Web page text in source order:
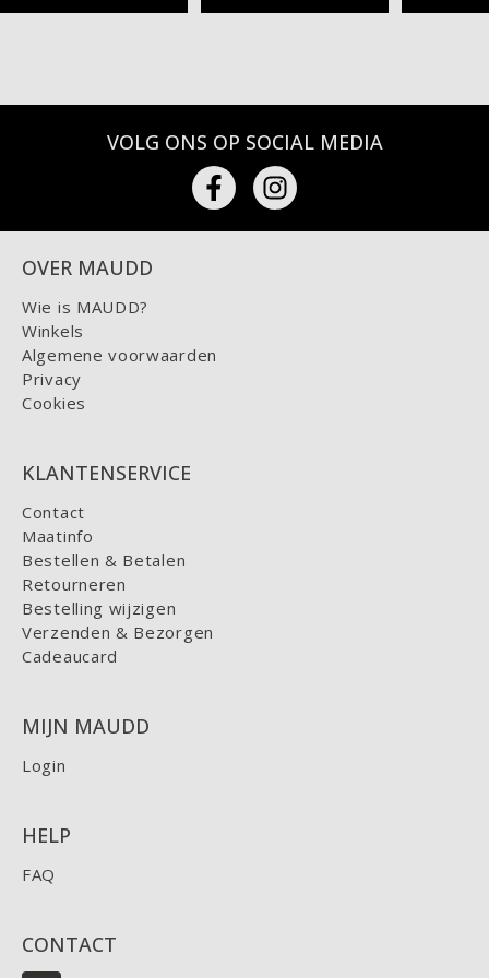
VOLG ONS OP SOCIAL MEDIA
OVER MAUDD
Wie is MAUDD?
Winkels
Algemene voorwaarden
Privacy
Cookies
KLANTENSERVICE
Contact
Maatinfo
Bestellen & Betalen
Retourneren
Bestelling wijzigen
Verzenden & Bezorgen
Cadeaucard
MIJN MAUDD
Login
HELP
FAQ
CONTACT